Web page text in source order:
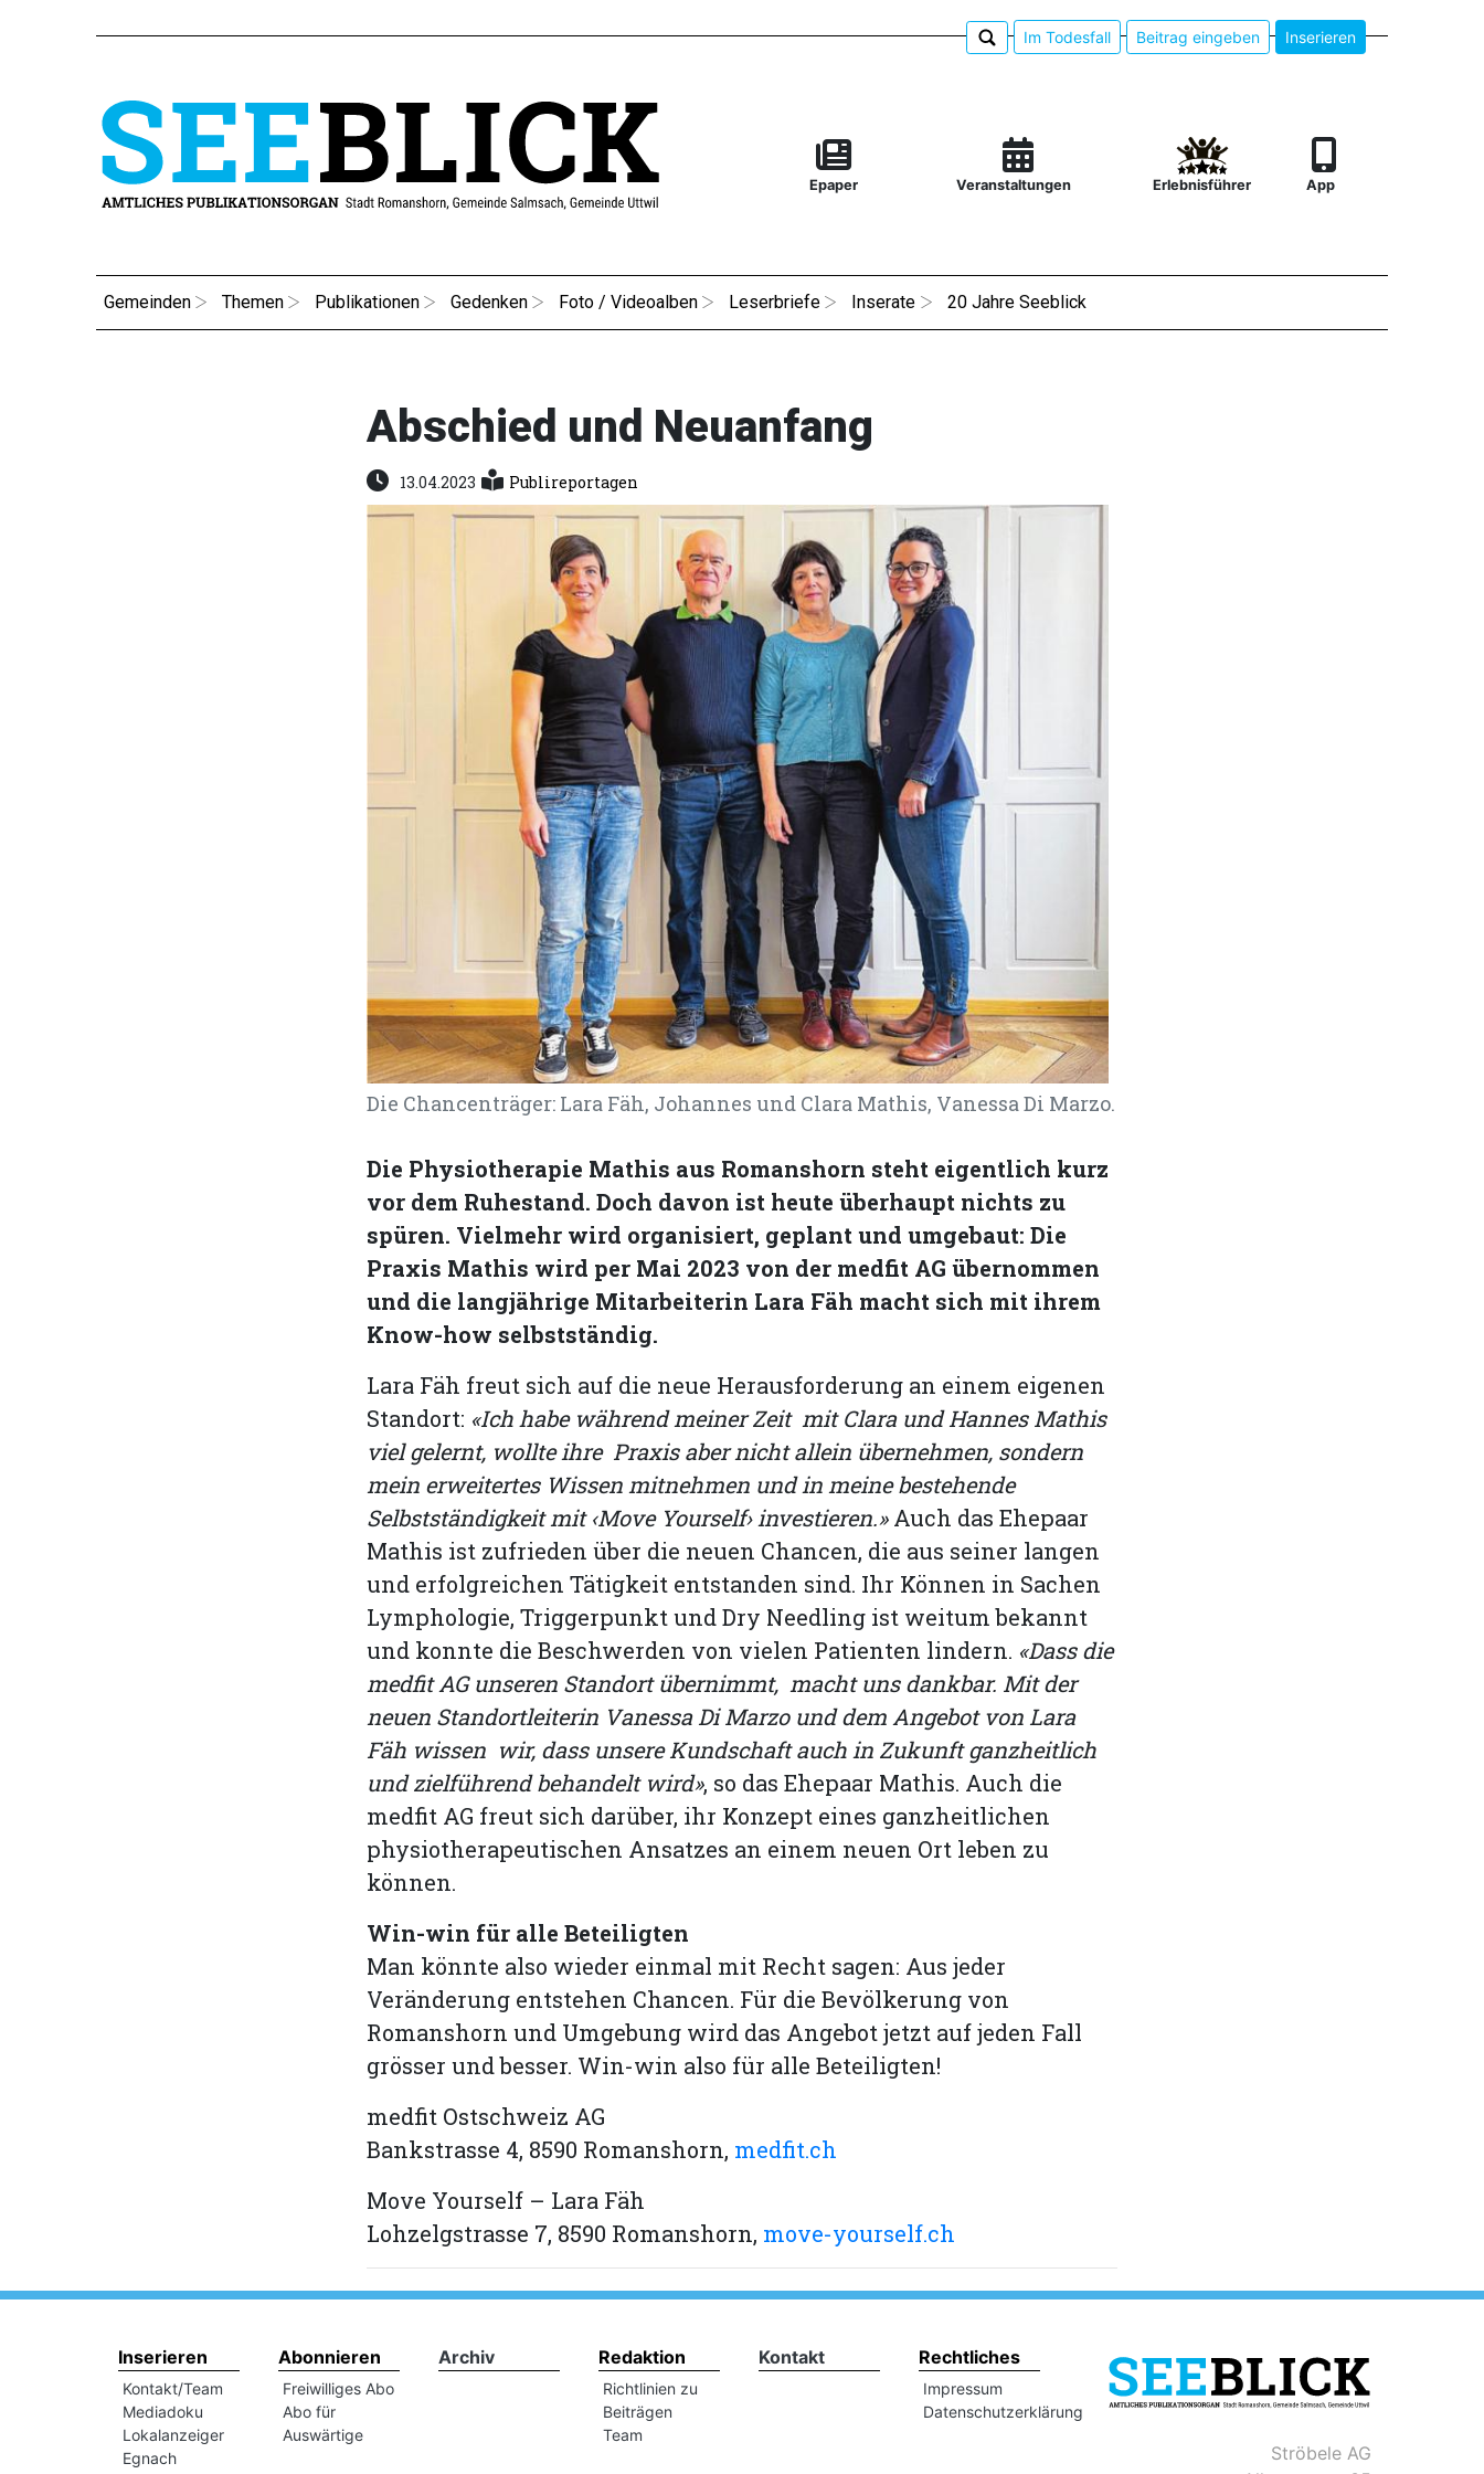
Im Todesfall Beitrag eingeben Inserieren
Epaper Veranstaltungen Erlebnisführer App
Gemeinden Themen Publikationen Gedenken Foto / Videoalben Leserbriefe Inserate 20 Jahre Seeblick
Abschied und Neuanfang
13.04.2023 Publireportagen
Die Chancenträger: Lara Fäh, Johannes und Clara Mathis, Vanessa Di Marzo.
Die Physiotherapie Mathis aus Romanshorn steht eigentlich kurz
vor dem Ruhestand. Doch davon ist heute überhaupt nichts zu
spüren. Vielmehr wird organisiert, geplant und umgebaut: Die
Praxis Mathis wird per Mai 2023 von der medfit AG übernommen
und die langjährige Mitarbeiterin Lara Fäh macht sich mit ihrem
Know-how selbstständig.
Lara Fäh freut sich auf die neue Herausforderung an einem eigenen
Standort: «Ich habe während meiner Zeit mit Clara und Hannes Mathis
viel gelernt, wollte ihre Praxis aber nicht allein übernehmen, sondern
mein erweitertes Wissen mitnehmen und in meine bestehende
Selbstständigkeit mit ‹Move Yourself› investieren.»Auch das Ehepaar
Mathis ist zufrieden über die neuen Chancen, die aus seiner langen
und erfolgreichen Tätigkeit entstanden sind. Ihr Können in Sachen
Lymphologie, Triggerpunkt und Dry Needling ist weitum bekannt
und konnte die Beschwerden von vielen Patienten lindern. «Dass die
medfit AG unseren Standort übernimmt, macht uns dankbar. Mit der
neuen Standortleiterin Vanessa Di Marzo und dem Angebot von Lara
Fäh wissen wir, dass unsere Kundschaft auch in Zukunft ganzheitlich
und zielführend behandelt wird», so das Ehepaar Mathis. Auch die
medfit AG freut sich darüber, ihr Konzept eines ganzheitlichen
physiotherapeutischen Ansatzes an einem neuen Ort leben zu
können.
Win-win für alle Beteiligten
Man könnte also wieder einmal mit Recht sagen: Aus jeder
Veränderung entstehen Chancen. Für die Bevölkerung von
Romanshorn und Umgebung wird das Angebot jetzt auf jeden Fall
grösser und besser. Win-win also für alle Beteiligten!
medfit Ostschweiz AG
Bankstrasse 4, 8590 Romanshorn, medfit.ch
Move Yourself – Lara Fäh
Lohzelgstrasse 7, 8590 Romanshorn, move-yourself.ch
Inserieren
Kontakt/Team
Mediadoku
Lokalanzeiger
Egnach
Abonnieren
Freiwilliges Abo
Abo für
Auswärtige
Archiv Redaktion
Richtlinien zu
Beiträgen
Team
Kontakt Rechtliches
Impressum
Datenschutzerklärung
Ströbele AG